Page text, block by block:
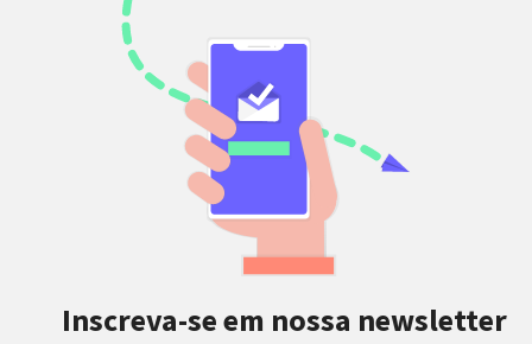
Inscreva-se em nossa newsletter